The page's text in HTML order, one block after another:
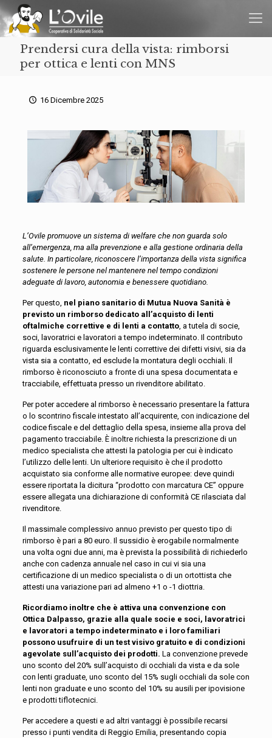
Prendersi cura della vista: rimborsi
per ottica e lenti con MNS
16 Dicembre 2025
L’Ovile promuove un sistema di welfare che non guarda solo
all’emergenza, ma alla prevenzione e alla gestione ordinaria della
salute. In particolare, riconoscere l’importanza della vista significa
sostenere le persone nel mantenere nel tempo condizioni
adeguate di lavoro, autonomia e benessere quotidiano.
Per questo, nel piano sanitario di Mutua Nuova Sanità è
previsto un rimborso dedicato all’acquisto di lenti
oftalmiche correttive e di lenti a contatto, a tutela di socie,
soci, lavoratrici e lavoratori a tempo indeterminato. Il contributo
riguarda esclusivamente le lenti correttive dei difetti visivi, sia da
vista sia a contatto, ed esclude la montatura degli occhiali. Il
rimborso è riconosciuto a fronte di una spesa documentata e
tracciabile, effettuata presso un rivenditore abilitato.
Per poter accedere al rimborso è necessario presentare la fattura
o lo scontrino fiscale intestato all’acquirente, con indicazione del
codice fiscale e del dettaglio della spesa, insieme alla prova del
pagamento tracciabile. È inoltre richiesta la prescrizione di un
medico specialista che attesti la patologia per cui è indicato
l’utilizzo delle lenti. Un ulteriore requisito è che il prodotto
acquistato sia conforme alle normative europee: deve quindi
essere riportata la dicitura “prodotto con marcatura CE” oppure
essere allegata una dichiarazione di conformità CE rilasciata dal
rivenditore.
Il massimale complessivo annuo previsto per questo tipo di
rimborso è pari a 80 euro. Il sussidio è erogabile normalmente
una volta ogni due anni, ma è prevista la possibilità di richiederlo
anche con cadenza annuale nel caso in cui vi sia una
certificazione di un medico specialista o di un ortottista che
attesti una variazione pari ad almeno +1 o -1 diottria.
Ricordiamo inoltre che è attiva una convenzione con
Ottica Dalpasso, grazie alla quale socie e soci, lavoratrici
e lavoratori a tempo indeterminato e i loro familiari
possono usufruire di un test visivo gratuito e di condizioni
agevolate sull’acquisto dei prodotti. La convenzione prevede
uno sconto del 20% sull’acquisto di occhiali da vista e da sole
con lenti graduate, uno sconto del 15% sugli occhiali da sole con
lenti non graduate e uno sconto del 10% su ausili per ipovisione
e prodotti tiflotecnici.
Per accedere a questi e ad altri vantaggi è possibile recarsi
presso i punti vendita di Reggio Emilia, presentando copia